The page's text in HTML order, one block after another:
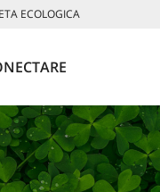
ECOLOGICA